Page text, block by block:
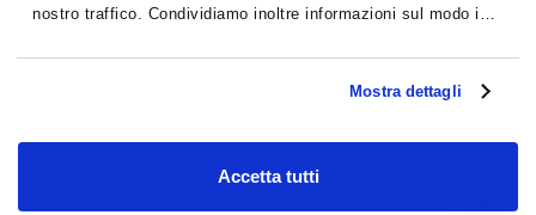
nostro traffico. Condividiamo inoltre informazioni sul modo in
analisi dei dati web, pubblicità e social media, i quali
potrebbero combinarle con altre informazioni che hai fornito
Mostra dettagli
Accetta tutti